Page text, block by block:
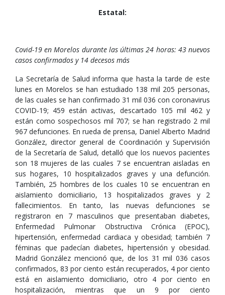
Estatal:
Covid-19 en Morelos durante las últimas 24 horas: 43 nuevos
casos confirmados y 14 decesos más
La Secretaría de Salud informa que hasta la tarde de este
lunes en Morelos se han estudiado 138 mil 205 personas,
de las cuales se han confirmado 31 mil 036 con coronavirus
COVID-19; 459 están activas, descartado 105 mil 462 y
están como sospechosos mil 707; se han registrado 2 mil
967 defunciones. En rueda de prensa, Daniel Alberto Madrid
González, director general de Coordinación y Supervisión
de la Secretaría de Salud, detalló que los nuevos pacientes
son 18 mujeres de las cuales 7 se encuentran aisladas en
sus hogares, 10 hospitalizados graves y una defunción.
También, 25 hombres de los cuales 10 se encuentran en
aislamiento domiciliario, 13 hospitalizados graves y 2
fallecimientos. En tanto, las nuevas defunciones se
registraron en 7 masculinos que presentaban diabetes,
Enfermedad Pulmonar Obstructiva Crónica (EPOC),
hipertensión, enfermedad cardiaca y obesidad; también 7
féminas que padecían diabetes, hipertensión y obesidad.
Madrid González mencionó que, de los 31 mil 036 casos
confirmados, 83 por ciento están recuperados, 4 por ciento
está en aislamiento domiciliario, otro 4 por ciento en
hospitalización, mientras que un 9 por ciento